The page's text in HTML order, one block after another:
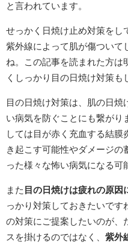
と言われています。
せっかく日焼け止め対策をし
紫外線によって肌が傷ついて
ね。この記事を読まれた方は
くしっかり目の日焼け対策も
目の日焼け対策は、肌の日焼
い病気を防ぐことにも繋がり
しては目が赤く充血する結膜
き起こす可能性やダメージの
った様々な怖い病気になる可
また 目の日焼けは疲れの原因
っかり対策しておきたいです
の対策にご提案したいのが、
スを掛けるのではなく、 紫外